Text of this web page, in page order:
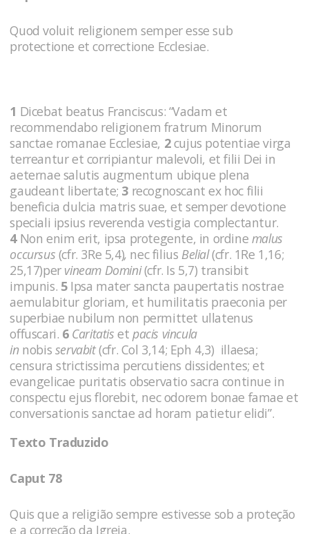
Quod voluit religionem semper esse sub
protectione et correctione Ecclesiae.
1 Dicebat beatus Franciscus: “Vadam et
recommendabo religionem fratrum Minorum
sanctae romanae Ecclesiae, 2cujus potentiae virga
terreantur et corripiantur malevoli, et filii Dei in
aeternae salutis augmentum ubique plena
gaudeant libertate; 3 recognoscant ex hoc filii
beneficia dulcia matris suae, et semper devotione
speciali ipsius reverenda vestigia complectantur.
4Non enim erit, ipsa protegente, in ordine malus
occursus (cfr. 3Re 5,4), nec filius Belial(cfr. 1Re 1,16;
25,17)per vineam Domini(cfr. Is 5,7) transibit
impunis. 5 Ipsa mater sancta paupertatis nostrae
aemulabitur gloriam, et humilitatis praeconia per
superbiae nubilum non permittet ullatenus
offuscari. 6 Caritatisetpacis vincula
in nobis servabit(cfr. Col 3,14; Eph 4,3) illaesa;
censura strictissima percutiens dissidentes; et
evangelicae puritatis observatio sacra continue in
conspectu ejus florebit, nec odorem bonae famae et
conversationis sanctae ad horam patietur elidi”.
Texto Traduzido
Caput 78
Quis que a religião sempre estivesse sob a proteção
e a correção da Igreja.